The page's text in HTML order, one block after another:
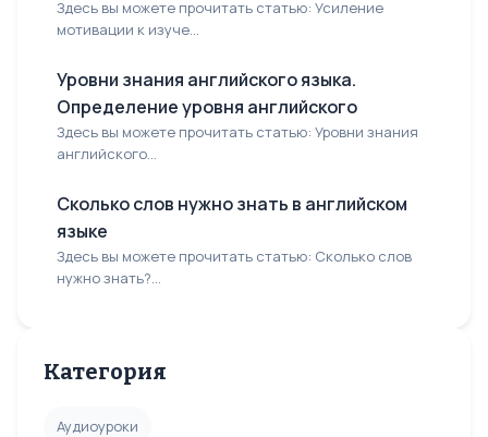
Здесь вы можете прочитать статью: Усиление
мотивации к изуче...
Уровни знания английского языка.
Определение уровня английского
Здесь вы можете прочитать статью: Уровни знания
английского...
Сколько слов нужно знать в английском
языке
Здесь вы можете прочитать статью: Сколько слов
нужно знать?...
Категория
Аудиоуроки